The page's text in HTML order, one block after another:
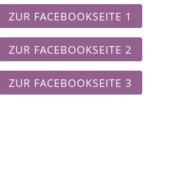
ZUR FACEBOOKSEITE 1
ZUR FACEBOOKSEITE 2
ZUR FACEBOOKSEITE 3